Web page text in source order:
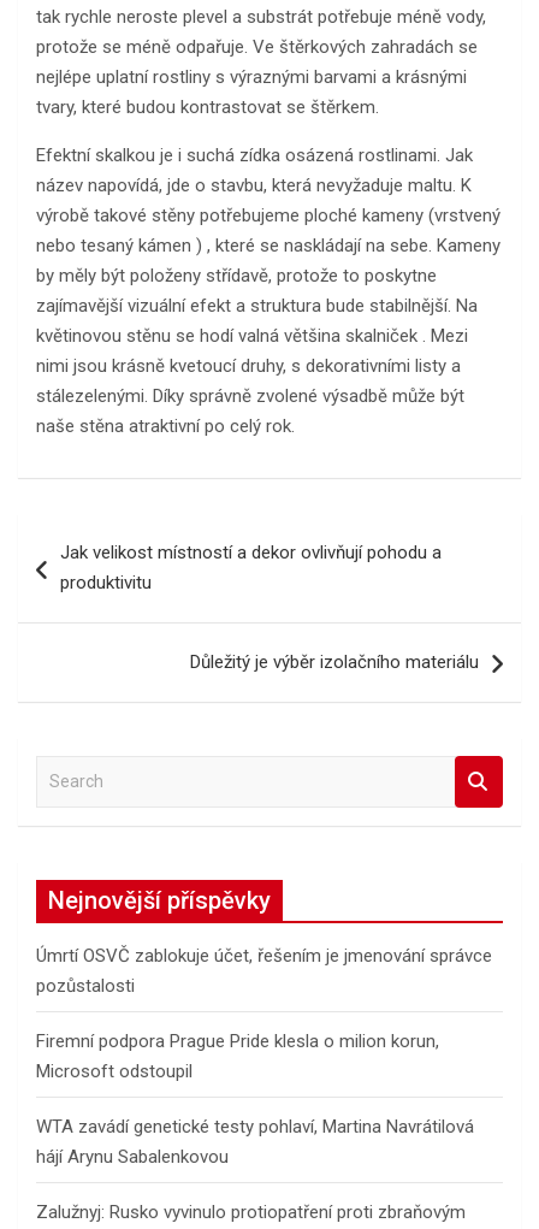
tak rychle neroste plevel a substrát potřebuje méně vody,
protože se méně odpařuje. Ve štěrkových zahradách se
nejlépe uplatní rostliny s výraznými barvami a krásnými
tvary, které budou kontrastovat se štěrkem.
Efektní skalkou je i suchá zídka osázená rostlinami. Jak
název napovídá, jde o stavbu, která nevyžaduje maltu. K
výrobě takové stěny potřebujeme ploché kameny (vrstvený
nebo tesaný kámen ) , které se naskládají na sebe. Kameny
by měly být položeny střídavě, protože to poskytne
zajímavější vizuální efekt a struktura bude stabilnější. Na
květinovou stěnu se hodí valná většina skalniček . Mezi
nimi jsou krásně kvetoucí druhy, s dekorativními listy a
stálezelenými. Díky správně zvolené výsadbě může být
naše stěna atraktivní po celý rok.
proJak velikost místností a dekor ovlivňují pohodu a
produktivitu
Důležitý je výběr izolačního materiálu
a
h
Nejnovější příspěvky
Úmrtí OSVČ zablokuje účet, řešením je jmenování správce
pozůstalosti
Firemní podpora Prague Pride klesla o milion korun,
Microsoft odstoupil
WTA zavádí genetické testy pohlaví, Martina Navrátilová
hájí Arynu Sabalenkovou
Zalužnyj: Rusko vyvinulo protiopatření proti zbraňovým